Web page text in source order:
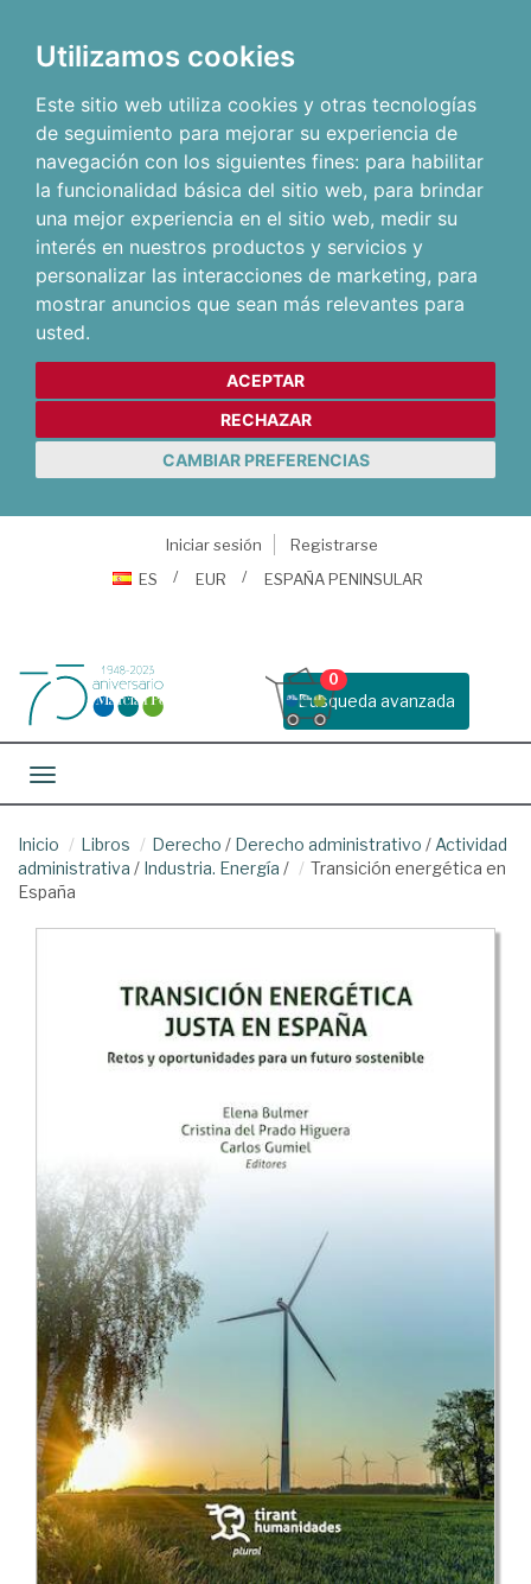
Utilizamos cookies
Este sitio web utiliza cookies y otras tecnologías
de seguimiento para mejorar su experiencia de
navegación con los siguientes fines: para habilitar
la funcionalidad básica del sitio web, para brindar
una mejor experiencia en el sitio web, medir su
interés en nuestros productos y servicios y
personalizar las interacciones de marketing, para
mostrar anuncios que sean más relevantes para
usted.
ACEPTAR
RECHAZAR
CAMBIAR PREFERENCIAS
Iniciar sesión
Registrarse
ES
EUR ESPAÑA PENINSULAR
Busqueda avanzada
0
Toggle navigation
Inicio Libros Derecho / Derecho administrativo / Actividad
administrativa / Industria. Energía /
Transición energética en
España